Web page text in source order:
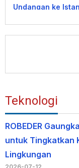
Undangan ke
Teknologi
ROBEDER
untuk Tingkatkan
Lingkungan